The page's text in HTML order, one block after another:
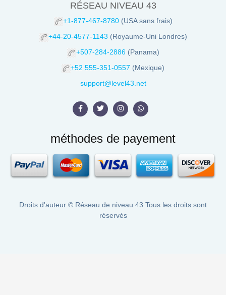
RÉSEAU NIVEAU 43
+1-877-467-8780 (USA sans frais)
+44-20-4577-1143 (Royaume-Uni Londres)
+507-284-2886 (Panama)
+52 555-351-0557 (Mexique)
support@level43.net
méthodes de payement
Droits d'auteur © Réseau de niveau 43 Tous les droits sont
réservés